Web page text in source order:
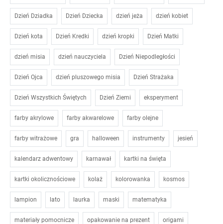
Dzień Dziadka Dzień Dziecka dzień jeża dzień kobiet
Dzień kota Dzień Kredki dzień kropki Dzień Matki
dzień misia dzień nauczyciela Dzień Niepodległości
Dzień Ojca dzień pluszowego misia Dzień Strażaka
Dzień Wszystkich Świętych Dzień Ziemi eksperyment
farby akrylowe farby akwarelowe farby olejne
farby witrażowe gra halloween instrumenty jesień
kalendarz adwentowy karnawał kartki na święta
kartki okolicznościowe kolaż kolorowanka kosmos
lampion lato laurka maski matematyka
materiały pomocnicze opakowanie na prezent origami